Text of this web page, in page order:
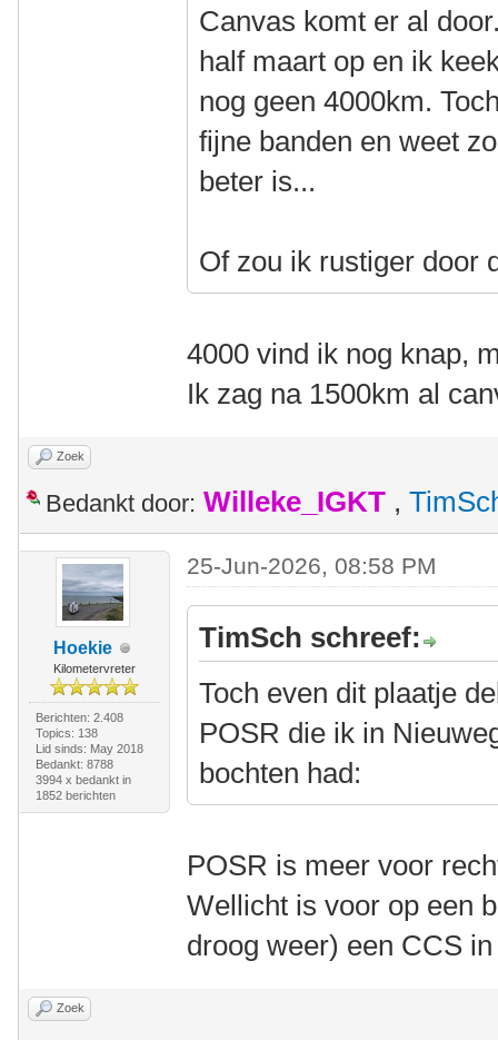
Canvas komt er al
half maart op en ik
nog geen 4000km.
fijne banden en weet
beter is...
Of zou ik rustiger door
4000 vind ik nog knap,
Ik zag na 1500km al
Zoek
Bedankt door: Willeke_IGKT ,
Hoekie
Kilometervreter
Berichten: 2.408
Topics: 138
Lid sinds: May 2018
Bedankt: 8788
3994 x bedankt in
1852 berichten
25-Jun-2026, 08:58 PM
TimSch schreef:
Toch even dit plaatje
POSR die ik in
bochten had:
POSR is meer voor
Wellicht is voor op een
droog weer) een CCS
Zoek